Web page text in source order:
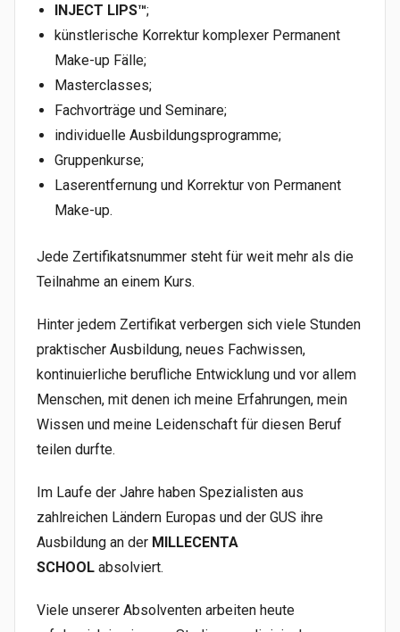
INJECT LIPS™;
künstlerische Korrektur komplexer Permanent
Make-up Fälle;
Masterclasses;
Fachvorträge und Seminare;
individuelle Ausbildungsprogramme;
Gruppenkurse;
Laserentfernung und Korrektur von Permanent
Make-up.
Jede Zertifikatsnummer steht für weit mehr als die
Teilnahme an einem Kurs.
Hinter jedem Zertifikat verbergen sich viele Stunden
praktischer Ausbildung, neues Fachwissen,
kontinuierliche berufliche Entwicklung und vor allem
Menschen, mit denen ich meine Erfahrungen, mein
Wissen und meine Leidenschaft für diesen Beruf
teilen durfte.
Im Laufe der Jahre haben Spezialisten aus
zahlreichen Ländern Europas und der GUS ihre
Ausbildung an der MILLECENTA
SCHOOL absolviert.
Viele unserer Absolventen arbeiten heute